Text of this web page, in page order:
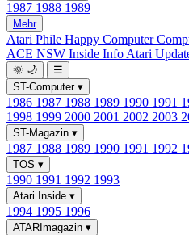
1987 1988 1989
Mehr
Atari Phile Happy Computer
ACE NSW Inside Info Atari
🌞 🌙
☰
ST-Computer ▾
1986 1987 1988 1989 1990 1991
1998 1999 2000 2001 2002 2003
ST-Magazin ▾
1987 1988 1989 1990 1991 1992
TOS ▾
1990 1991 1992 1993
Atari Inside ▾
1994 1995 1996
ATARImagazin ▾